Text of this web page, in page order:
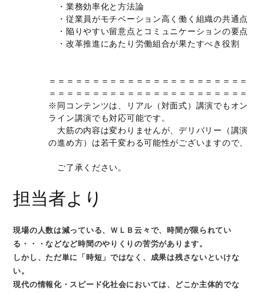
・業務効率化と方法論
・従業員がモチベーション高く働く組織の共通点
・陥りやすい留意点とコミュニケーションの要点
・改革推進にあたり労働組合が果たすべき役割
＝＝＝＝＝＝＝＝＝＝＝＝＝＝＝＝＝＝＝＝＝＝＝
＝＝＝＝＝＝＝＝＝＝＝＝＝＝＝＝＝＝＝＝＝＝＝
※同コンテンツは、リアル（対面式）講演でもオン
ライン講演でも対応可能です。
大筋の内容は変わりませんが、デリバリー（講演
の進め方）は若干変わる可能性がございますので、
ご了承ください。
担当者より
現場の人数は減っている、ＷＬＢ云々で、時間が限られてい
る・・・などなど時間のやりくりの苦労があります。
しかし、ただ単に「時短」ではなく、成果は残さないといけな
い。
現代の情報化・スピード化社会においては、どこか主体的でな